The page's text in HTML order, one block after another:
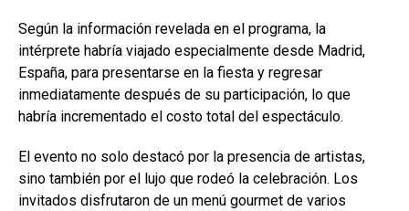
Según la información revelada en el programa, la
intérprete habría viajado especialmente desde Madrid,
España, para presentarse en la fiesta y regresar
inmediatamente después de su participación, lo que
habría incrementado el costo total del espectáculo.
El evento no solo destacó por la presencia de artistas,
sino también por el lujo que rodeó la celebración. Los
invitados disfrutaron de un menú gourmet de varios